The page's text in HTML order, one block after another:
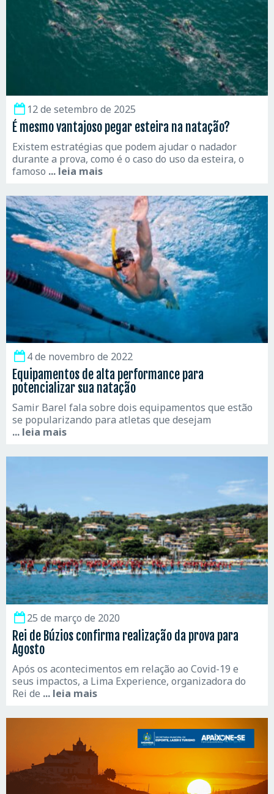
12 de setembro de 2025
É mesmo vantajoso pegar esteira na natação?
Existem estratégias que podem ajudar o nadador
durante a prova, como é o caso do uso da esteira, o
famoso ... leia mais
4 de novembro de 2022
Equipamentos de alta performance para
potencializar sua natação
Samir Barel fala sobre dois equipamentos que estão
se popularizando para atletas que desejam
... leia mais
25 de março de 2020
Rei de Búzios confirma realização da prova para
Agosto
Após os acontecimentos em relação ao Covid-19 e
seus impactos, a Lima Experience, organizadora do
Rei de ... leia mais